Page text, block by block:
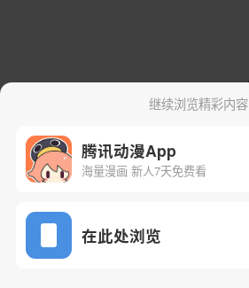
继续浏览精彩内容
腾讯动漫App
海量漫画 新人7天免费看
在此处浏览